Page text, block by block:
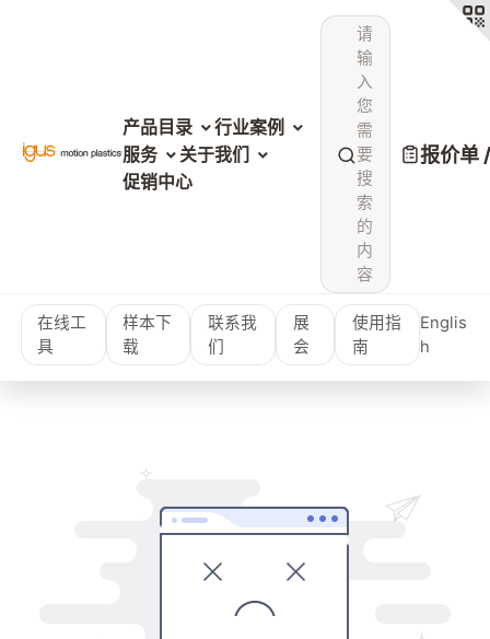
产品目录
行业案例
服务
关于我们
促销中心
请
输
入
您
需
要
搜
索
的
内
容
报价单
在线工
具
样本下
载
联系我
们
展
会
使用指
南
Englis
h